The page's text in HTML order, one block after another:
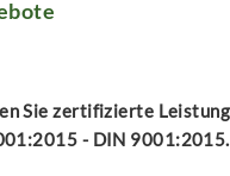
Sie zertifizierte
- DIN 9001:2015.